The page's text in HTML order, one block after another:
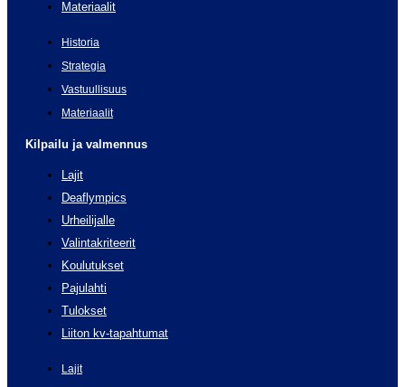
Materiaalit
Historia
Strategia
Vastuullisuus
Materiaalit
Kilpailu ja valmennus
Lajit
Deaflympics
Urheilijalle
Valintakriteerit
Koulutukset
Pajulahti
Tulokset
Liiton kv-tapahtumat
Lajit